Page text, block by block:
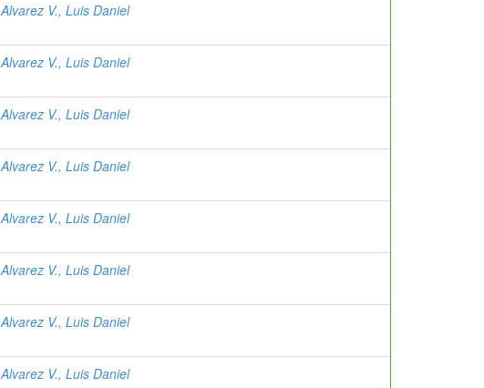
Alvarez V., Luis Daniel
Alvarez V., Luis Daniel
Alvarez V., Luis Daniel
Alvarez V., Luis Daniel
Alvarez V., Luis Daniel
Alvarez V., Luis Daniel
Alvarez V., Luis Daniel
Alvarez V., Luis Daniel